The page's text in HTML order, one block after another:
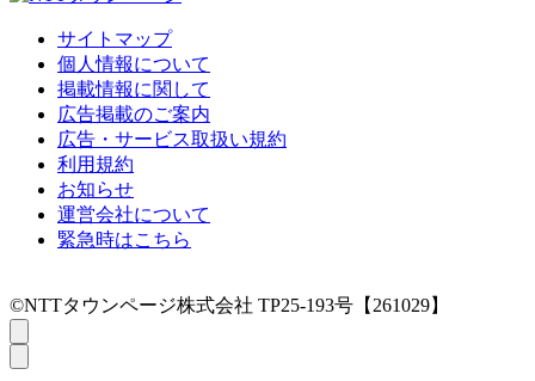
サイトマップ
個人情報について
掲載情報に関して
広告掲載のご案内
広告・サービス取扱い規約
利用規約
お知らせ
運営会社について
緊急時はこちら
©NTTタウンページ株式会社 TP25-193号【261029】